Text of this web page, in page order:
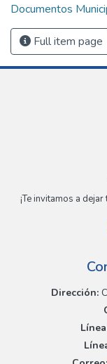
Documentos
Full item page
¡Te invitamos a
Dirección: